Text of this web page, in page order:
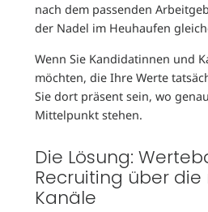
nach dem passenden
der Nadel im Heuhaufen
Wenn Sie Kandidatinnen und
möchten, die Ihre Werte
Sie dort präsent sein, wo
Mittelpunkt stehen.
Die Lösung:
Recruiting über
Kanäle